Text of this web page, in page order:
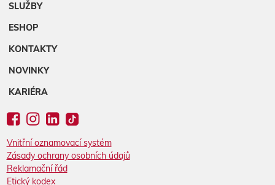
SLUŽBY
ESHOP
KONTAKTY
NOVINKY
KARIÉRA
Vnitřní oznamovací systém
Zásady ochrany osobních údajů
Reklamační řád
Etický kodex